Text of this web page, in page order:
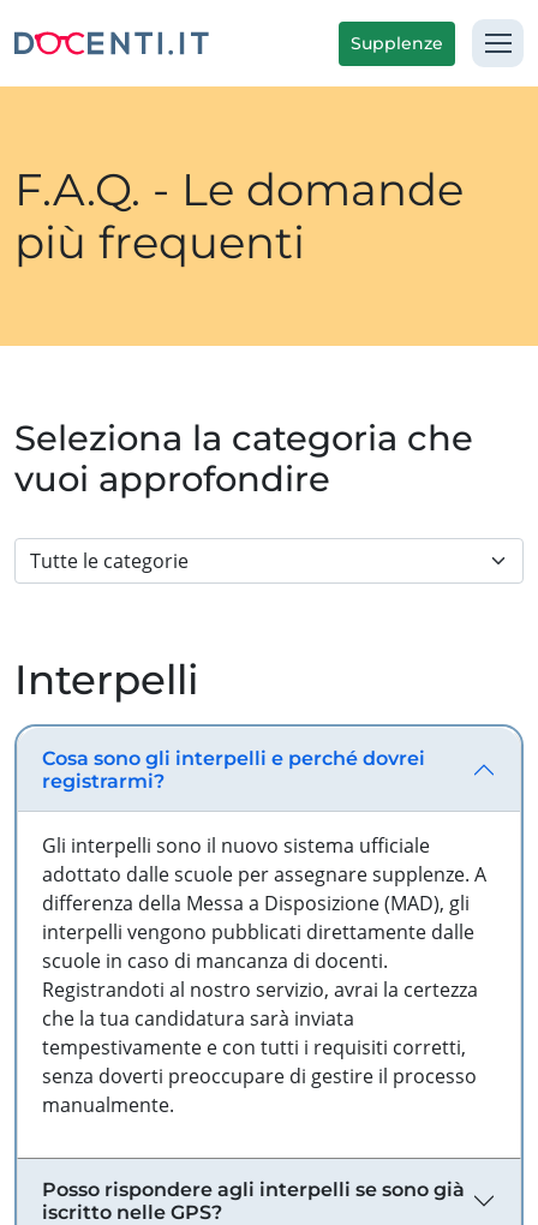
Supplenze
F.A.Q. - Le domande
più frequenti
Seleziona la categoria che
vuoi approfondire
Interpelli
Cosa sono gli interpelli e perché dovrei
registrarmi?
Gli interpelli sono il nuovo sistema ufficiale
adottato dalle scuole per assegnare supplenze. A
differenza della Messa a Disposizione (MAD), gli
interpelli vengono pubblicati direttamente dalle
scuole in caso di mancanza di docenti.
Registrandoti al nostro servizio, avrai la certezza
che la tua candidatura sarà inviata
tempestivamente e con tutti i requisiti corretti,
senza doverti preoccupare di gestire il processo
manualmente.
Posso rispondere agli interpelli se sono già
iscritto nelle GPS?